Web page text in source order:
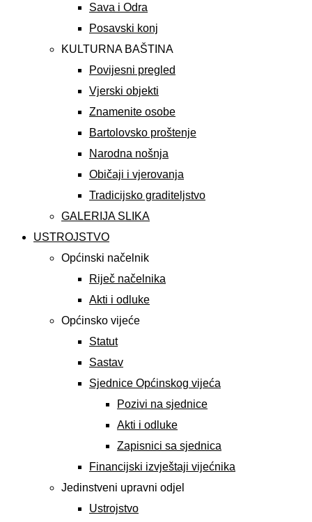
Sava i Odra
Posavski konj
KULTURNA BAŠTINA
Povijesni pregled
Vjerski objekti
Znamenite osobe
Bartolovsko proštenje
Narodna nošnja
Običaji i vjerovanja
Tradicijsko graditeljstvo
GALERIJA SLIKA
USTROJSTVO
Općinski načelnik
Riječ načelnika
Akti i odluke
Općinsko vijeće
Statut
Sastav
Sjednice Općinskog vijeća
Pozivi na sjednice
Akti i odluke
Zapisnici sa sjednica
Financijski izvještaji vijećnika
Jedinstveni upravni odjel
Ustrojstvo